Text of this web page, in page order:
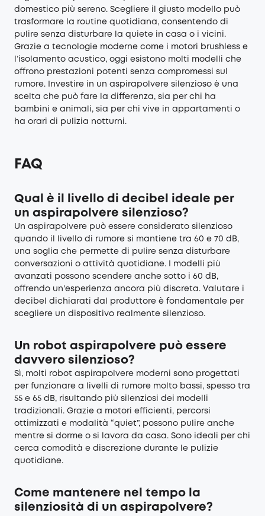
domestico più sereno. Scegliere il giusto modello può
trasformare la routine quotidiana, consentendo di
pulire senza disturbare la quiete in casa o i vicini.
Grazie a tecnologie moderne come i motori brushless e
l’isolamento acustico, oggi esistono molti modelli che
offrono prestazioni potenti senza compromessi sul
rumore. Investire in un aspirapolvere silenzioso è una
scelta che può fare la differenza, sia per chi ha
bambini e animali, sia per chi vive in appartamenti o
ha orari di pulizia notturni.
FAQ
Qual è il livello di decibel ideale per
un aspirapolvere silenzioso?
Un aspirapolvere può essere considerato silenzioso
quando il livello di rumore si mantiene tra 60 e 70 dB,
una soglia che permette di pulire senza disturbare
conversazioni o attività quotidiane. I modelli più
avanzati possono scendere anche sotto i 60 dB,
offrendo un'esperienza ancora più discreta. Valutare i
decibel dichiarati dal produttore è fondamentale per
scegliere un dispositivo realmente silenzioso.
Un robot aspirapolvere può essere
davvero silenzioso?
Sì, molti robot aspirapolvere moderni sono progettati
per funzionare a livelli di rumore molto bassi, spesso tra
55 e 65 dB, risultando più silenziosi dei modelli
tradizionali. Grazie a motori efficienti, percorsi
ottimizzati e modalità “quiet”, possono pulire anche
mentre si dorme o si lavora da casa. Sono ideali per chi
cerca comodità e discrezione durante le pulizie
quotidiane.
Come mantenere nel tempo la
silenziosità di un aspirapolvere?